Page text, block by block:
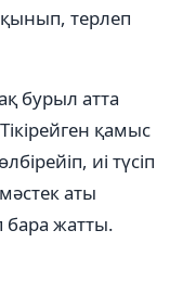
терлеп
бурыл атта
қамыс
иі түсіп
аты
бара жатты.